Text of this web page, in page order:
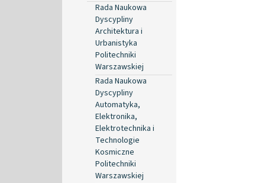
Rada Naukowa
Dyscypliny
Architektura i
Urbanistyka
Politechniki
Warszawskiej
Rada Naukowa
Dyscypliny
Automatyka,
Elektronika,
Elektrotechnika i
Technologie
Kosmiczne
Politechniki
Warszawskiej